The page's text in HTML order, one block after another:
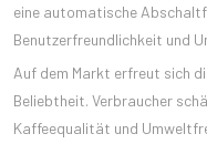
eine automatische
Benutzerfreundlichkeit und
Auf dem Markt erfreut sich
Beliebtheit. Verbraucher
Kaffeequalität und